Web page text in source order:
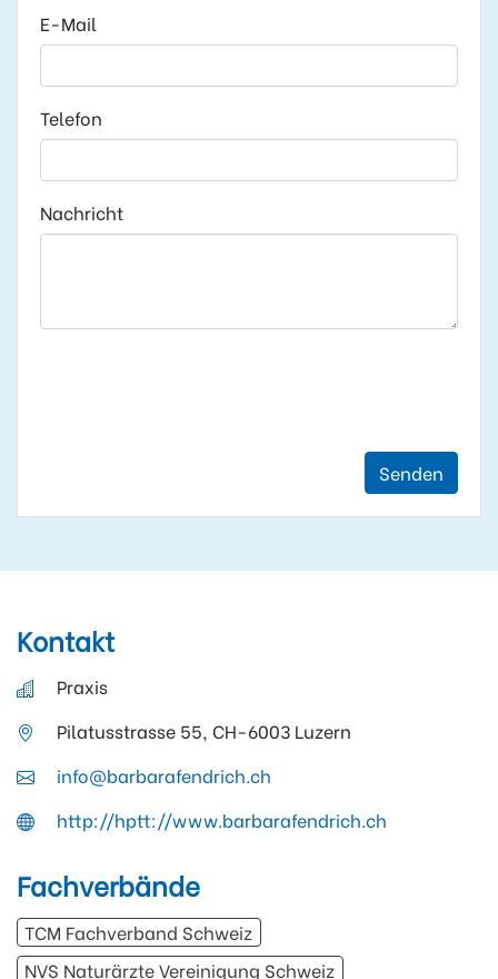
E-Mail
Telefon
Nachricht
Senden
Kontakt
Praxis
Pilatusstrasse 55, CH-6003 Luzern
info@barbarafendrich.ch
http://hptt://www.barbarafendrich.ch
Fachverbände
TCM Fachverband Schweiz
NVS Naturärzte Vereinigung Schweiz